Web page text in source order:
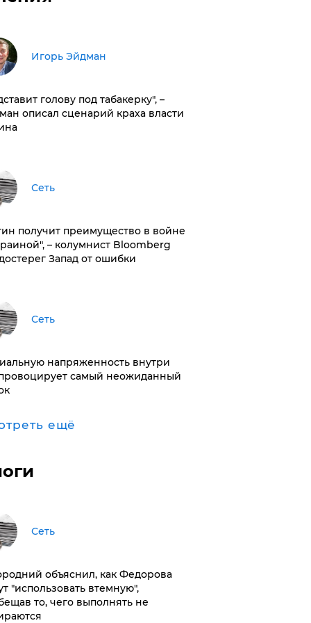
Игорь Эйдман
голову под табакерку", –
описал сценарий краха власти
Сеть
получит преимущество в войне
– колумнист Bloomberg
Запад от ошибки
Сеть
напряженность внутри
самый неожиданный
ещё
Сеть
объяснил, как Федорова
"использовать втемную",
то, чего выполнять не